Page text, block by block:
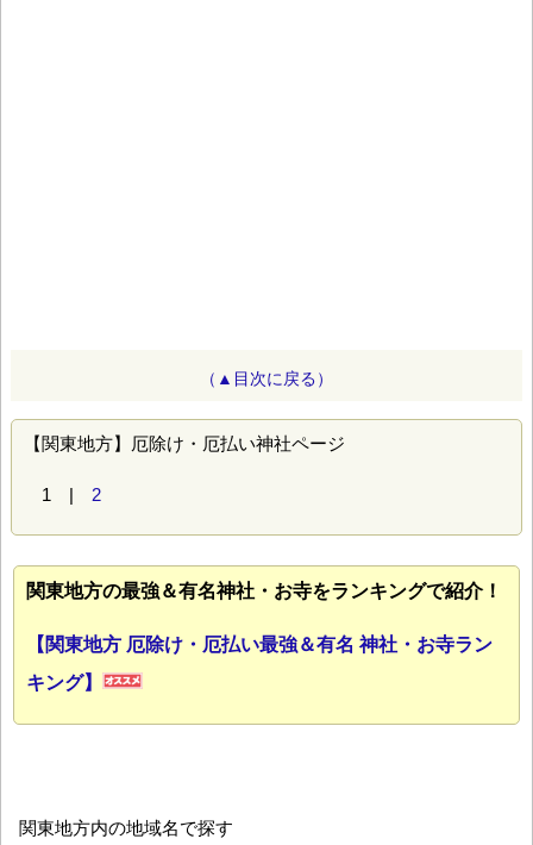
（▲目次に戻る）
【関東地方】厄除け・厄払い神社ページ
1 | 2
関東地方の最強＆有名神社・お寺をランキングで紹介！
【関東地方 厄除け・厄払い最強＆有名 神社・お寺ラン
キング】
関東地方内の地域名で探す